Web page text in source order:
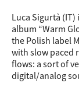
Luca Sigurtà
album “Warm
the Polish label
with slow paced
flows: a sort of
digital/analog